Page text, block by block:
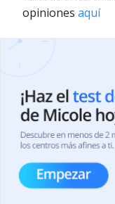
opiniones aquí